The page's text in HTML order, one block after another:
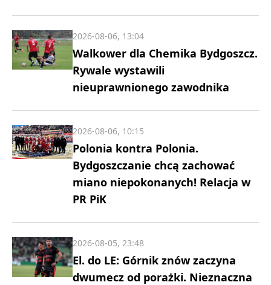
Walkower dla Chemika Bydgoszcz.
Rywale wystawili
nieuprawnionego zawodnika
2026-08-06, 13:04
Polonia kontra Polonia.
Bydgoszczanie chcą zachować
miano niepokonanych! Relacja w
PR PiK
2026-08-06, 10:15
El. do LE: Górnik znów zaczyna
dwumecz od porażki. Nieznaczna
2026-08-05, 23:48